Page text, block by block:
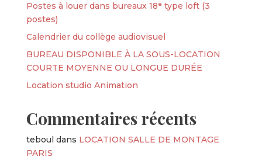
Postes à louer dans bureaux 18ᵉ type loft (3
postes)
Calendrier du collège audiovisuel
BUREAU DISPONIBLE À LA SOUS-LOCATION
COURTE MOYENNE OU LONGUE DURÉE
Location studio Animation
Commentaires récents
teboul dans LOCATION SALLE DE MONTAGE
PARIS